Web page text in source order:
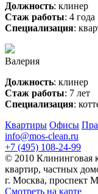
Должность: клинер
Стаж работы: 4 года
Специализация:
Валерия
Должность: клинер
Стаж работы: 7 лет
Специализация:
Квартиры Офисы
info@mos-clean.ru
+7 (495) 108-24-99
© 2010 Клининговая
квартир, частных
г. Москва, проспект
Смотреть на карте